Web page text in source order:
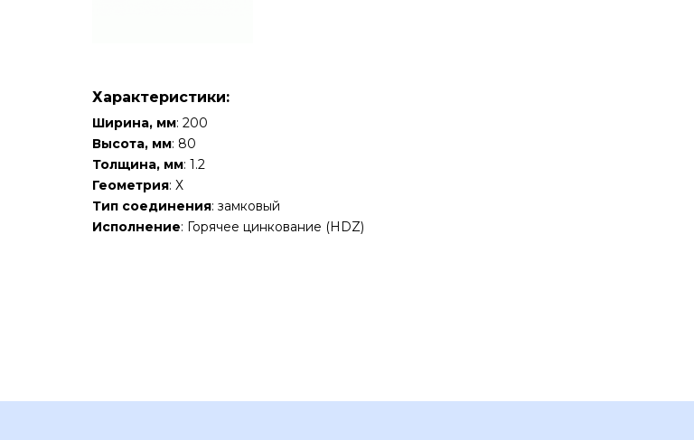
Характеристики:
Ширина, мм: 200
Высота, мм: 80
Толщина, мм: 1.2
Геометрия: Х
Тип соединения: замковый
Исполнение: Горячее цинкование (HDZ)